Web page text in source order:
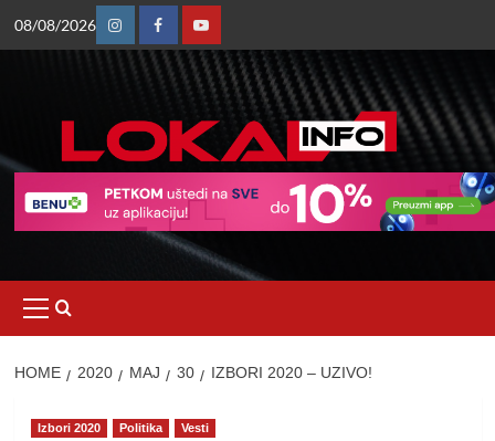
08/08/2026
InstagramFacebookYoutube
Menu
HOME 2020 МАЈ 30 IZBORI 2020 – UZIVO!
Izbori 2020 Politika Vesti